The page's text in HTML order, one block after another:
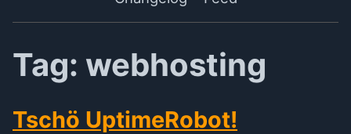
Tag: webhosting
Tschö UptimeRobot!